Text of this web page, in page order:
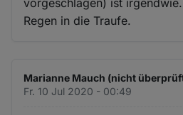
Regen in die Traufe.
Marianne Mauch (nicht
Fr. 10 Jul 2020 - 00:49